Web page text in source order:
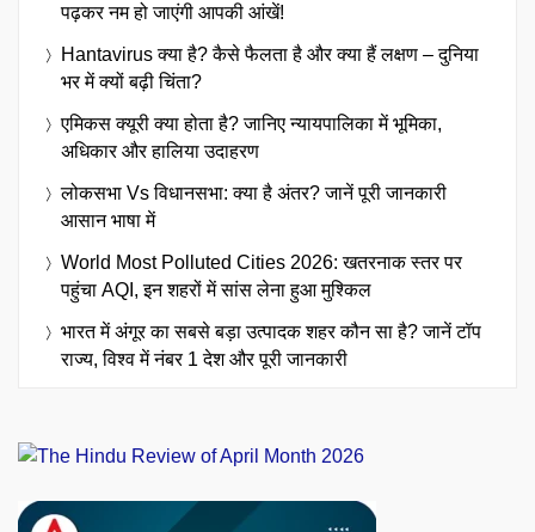
पढ़कर नम हो जाएंगी आपकी आंखें!
Hantavirus क्या है? कैसे फैलता है और क्या हैं लक्षण – दुनिया
भर में क्यों बढ़ी चिंता?
एमिकस क्यूरी क्या होता है? जानिए न्यायपालिका में भूमिका,
अधिकार और हालिया उदाहरण
लोकसभा Vs विधानसभा: क्या है अंतर? जानें पूरी जानकारी
आसान भाषा में
World Most Polluted Cities 2026: खतरनाक स्तर पर
पहुंचा AQI, इन शहरों में सांस लेना हुआ मुश्किल
भारत में अंगूर का सबसे बड़ा उत्पादक शहर कौन सा है? जानें टॉप
राज्य, विश्व में नंबर 1 देश और पूरी जानकारी